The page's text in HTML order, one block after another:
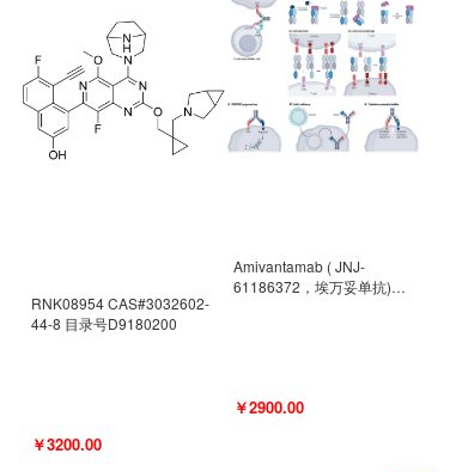
RNK08954 CAS#3032602-
44-8 目录号D9180200
￥3200.00
Amivantamab ( JNJ-
61186372，埃万妥单抗)
￥2900.00